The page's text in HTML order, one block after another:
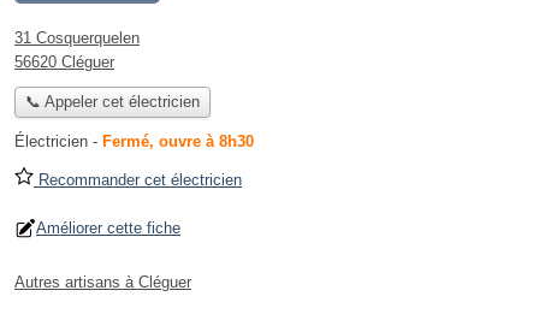
31 Cosquerquelen
56620 Cléguer
📞 Appeler cet électricien
Électricien - Fermé, ouvre à 8h30
Recommander cet électricien
Améliorer cette fiche
Autres artisans à Cléguer